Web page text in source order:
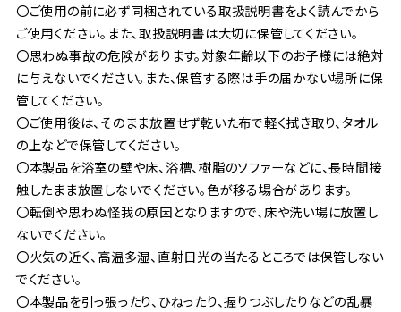
〇ご使用の前に必ず同梱されている取扱説明書をよく読んでから
ご使用ください。また、取扱説明書は大切に保管してください。
〇思わぬ事故の危険があります。対象年齢以下のお子様には絶対
に与えないでください。また、保管する際は手の届かない場所に保
管してください。
〇ご使用後は、そのまま放置せず乾いた布で軽く拭き取り、タオル
の上などで保管してください。
〇本製品を浴室の壁や床、浴槽、樹脂のソファーなどに、長時間接
触したまま放置しないでください。色が移る場合があります。
〇転倒や思わぬ怪我の原因となりますので、床や洗い場に放置し
ないでください。
〇火気の近く、高温多湿、直射日光の当たるところでは保管しない
でください。
〇本製品を引っ張ったり、ひねったり、握りつぶしたりなどの乱暴